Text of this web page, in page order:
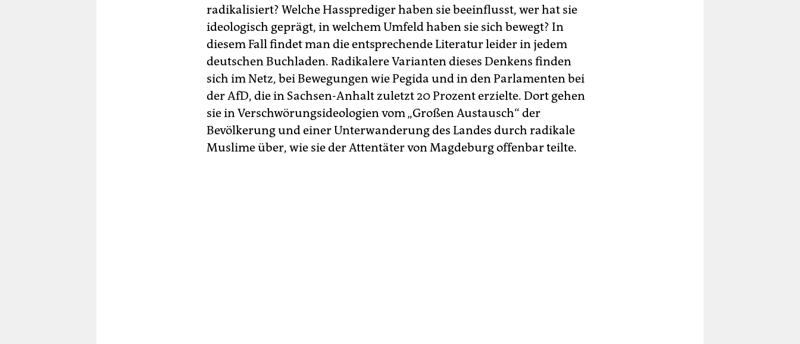
radikalisiert? Welche Hassprediger haben sie beeinflusst, wer hat sie
ideologisch geprägt, in welchem Umfeld haben sie sich bewegt? In
diesem Fall findet man die entsprechende Literatur leider in jedem
deutschen Buchladen. Radikalere Varianten dieses Denkens finden
sich im Netz, bei Bewegungen wie Pegida und in den Parlamenten bei
der AfD, die in Sachsen-Anhalt zuletzt 20 Prozent erzielte. Dort gehen
sie in Verschwörungsideologien vom „Großen Austausch“ der
Bevölkerung und einer Unterwanderung des Landes durch radikale
Muslime über, wie sie der Attentäter von Magdeburg offenbar teilte.